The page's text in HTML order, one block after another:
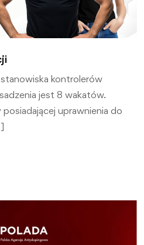
kontrolerów
jest 8 wakatów.
uprawnienia do